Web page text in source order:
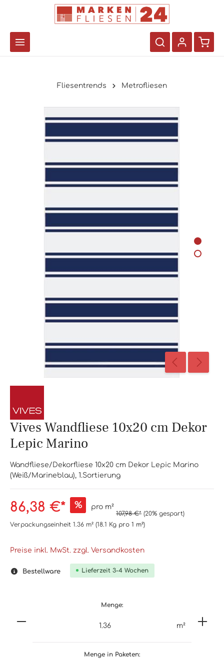
Fliesentrends Metrofliesen
Vives Wandfliese 10x20 cm Dekor
Lepic Marino
Wandfliese/Dekorfliese 10x20 cm Dekor Lepic Marino
(Weiß/Marineblau), 1.Sortierung
86,38 €* % pro m²
107,98 €* (20% gespart)
Verpackungseinheit 1.36 m² (18.1 Kg pro 1 m²)
Preise inkl. MwSt. zzgl. Versandkosten
Bestellware Lieferzeit 3-4 Wochen
Menge:
m²
Menge in Paketen: